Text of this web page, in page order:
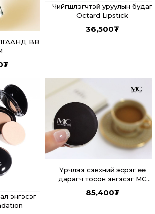
BB
₮
Чийгшүүлэгчтэй уруулын будаг
Octard Lipstick
36,500₮
энгэсэг
Үрчлээ сэвхний эсрэг өө
дарагч тосон энгэсэг MC
85,400₮